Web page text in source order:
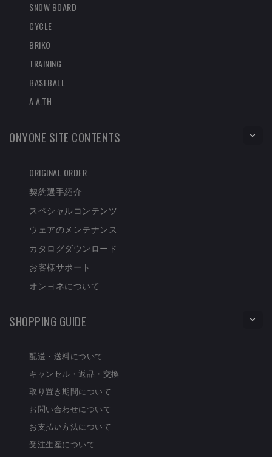
SNOW BOARD
CYCLE
BRIKO
TRAINING
BASEBALL
A.A.TH
ONYONE SITE CONTENTS
ORIGINAL ORDER
契約選手紹介
スペシャルコンテンツ
ウェアのメンテナンス
カタログダウンロード
お客様サポート
オンヨネについて
SHOPPING GUIDE
配送・送料について
キャンセル・返品・交換
取り置き期間について
お問い合わせについて
お支払い方法について
受注生産について